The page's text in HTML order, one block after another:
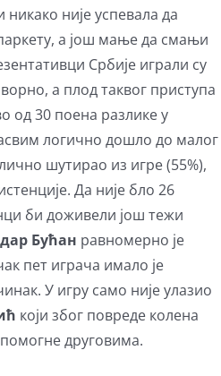
није успевала да
а још мање да смањи
Србије играли су
а плод таквог приступа
од 30 поена разлике у
логично дошло до малог
шутирао из игре (55%),
Да није бло 26
би доживели још тежи
Бућан равномерно је
пет играча имало је
У игру само није улазио
који због повреде колена
друговима.